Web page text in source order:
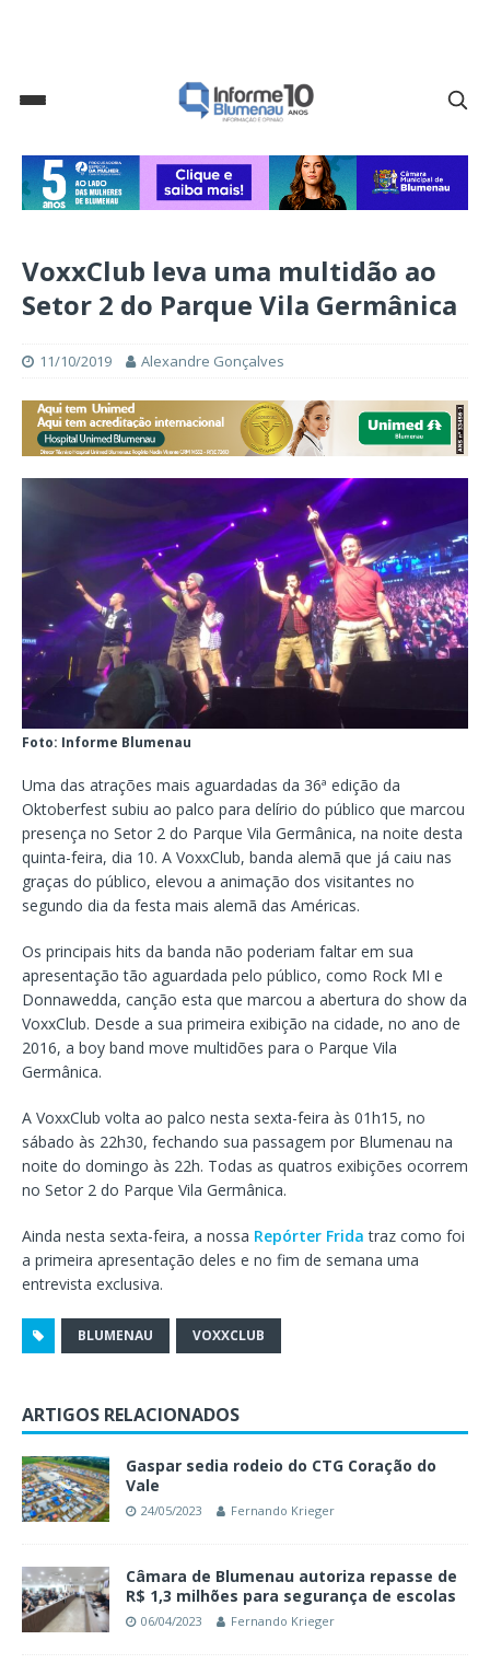
VoxxClub leva uma multidão ao
Setor 2 do Parque Vila Germânica
11/10/2019 Alexandre Gonçalves
Foto: Informe Blumenau
Uma das atrações mais aguardadas da 36ª edição da
Oktoberfest subiu ao palco para delírio do público que marcou
presença no Setor 2 do Parque Vila Germânica, na noite desta
quinta-feira, dia 10. A VoxxClub, banda alemã que já caiu nas
graças do público, elevou a animação dos visitantes no
segundo dia da festa mais alemã das Américas.
Os principais hits da banda não poderiam faltar em sua
apresentação tão aguardada pelo público, como Rock MI e
Donnawedda, canção esta que marcou a abertura do show da
VoxxClub. Desde a sua primeira exibição na cidade, no ano de
2016, a boy band move multidões para o Parque Vila
Germânica.
A VoxxClub volta ao palco nesta sexta-feira às 01h15, no
sábado às 22h30, fechando sua passagem por Blumenau na
noite do domingo às 22h. Todas as quatros exibições ocorrem
no Setor 2 do Parque Vila Germânica.
Ainda nesta sexta-feira, a nossa Repórter Fridatraz como foi
a primeira apresentação deles e no fim de semana uma
entrevista exclusiva.
BLUMENAU VOXXCLUB
ARTIGOS RELACIONADOS
Gaspar sedia rodeio do CTG Coração do
Vale
24/05/2023 Fernando Krieger
Câmara de Blumenau autoriza repasse de
R$ 1,3 milhões para segurança de escolas
06/04/2023 Fernando Krieger